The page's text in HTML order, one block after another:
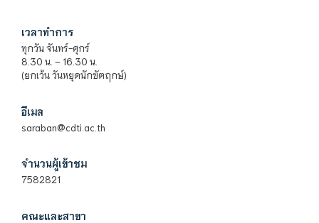
เวลาทำการ
ทุกวัน จันทร์-ศุกร์
8.30 น. – 16.30 น.
(ยกเว้น วันหยุดนักขัตฤกษ์)
อีเมล
saraban@cdti.ac.th
จำนวนผู้เข้าชม
7582821
คณะและสาขา